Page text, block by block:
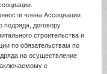
члена Ассоциации
подряда, договору
строительства и
по обязательствам по
на осуществление
с